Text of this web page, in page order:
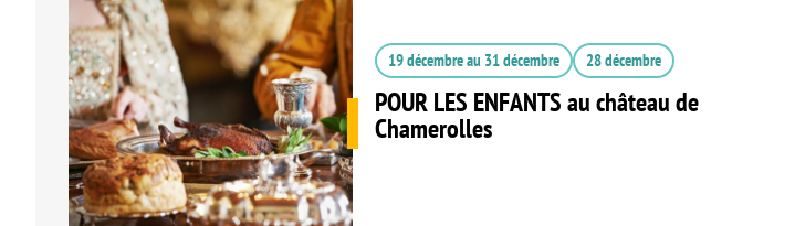
19 décembreau 31 décembre 28 décembre
POUR LES ENFANTS au château de
Chamerolles